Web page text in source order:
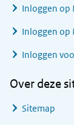
Inloggen op
Inloggen op
Inloggen
Over deze
Sitemap